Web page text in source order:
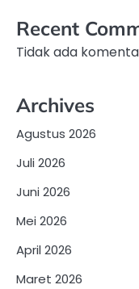
Recent
Tidak ada
Archives
Agustus 2026
Juli 2026
Juni 2026
Mei 2026
April 2026
Maret 2026